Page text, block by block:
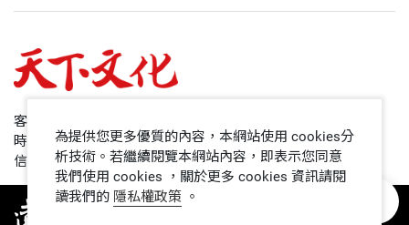
哈佛商業評論
領導影響力學院
1號課堂
客服專線：+886 2 2662-0012
時間：週一~週五9:00~12:30;13:30~17:00
信箱：service@cwgv.com.tw
為提供您更多優質的內容，本網站使用 cookies分
析技術。若繼續閱覽本網站內容，即表示您同意
我們使用 cookies ，關於更多 cookies 資訊請閱
讀我們的 隱私權政策 。